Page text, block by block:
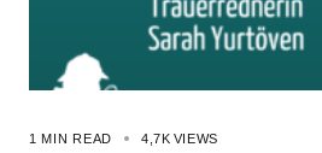
1 MIN READ 4,7K VIEWS